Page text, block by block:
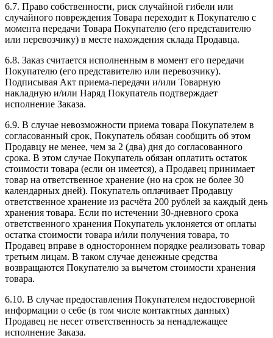
6.7. Право собственности, риск случайной гибели или
случайного повреждения Товара переходит к Покупателю с
момента передачи Товара Покупателю (его представителю
или перевозчику) в месте нахождения склада Продавца.
6.8. Заказ считается исполненным в момент его передачи
Покупателю (его представителю или перевозчику).
Подписывая Акт приема-передачи и/или Товарную
накладную и/или Наряд Покупатель подтверждает
исполнение Заказа.
6.9. В случае невозможности приема товара Покупателем в
согласованный срок, Покупатель обязан сообщить об этом
Продавцу не менее, чем за 2 (два) дня до согласованного
срока. В этом случае Покупатель обязан оплатить остаток
стоимости товара (если он имеется), а Продавец принимает
товар на ответственное хранение (но на срок не более 30
календарных дней). Покупатель оплачивает Продавцу
ответственное хранение из расчёта 200 рублей за каждый день
хранения товара. Если по истечении 30-дневного срока
ответственного хранения Покупатель уклоняется от оплаты
остатка стоимости товара и/или получения товара, то
Продавец вправе в одностороннем порядке реализовать товар
третьим лицам. В таком случае денежные средства
возвращаются Покупателю за вычетом стоимости хранения
товара.
6.10. В случае предоставления Покупателем недостоверной
информации о себе (в том числе контактных данных)
Продавец не несет ответственность за ненадлежащее
исполнение Заказа.